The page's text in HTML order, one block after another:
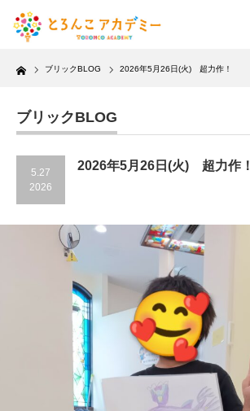
Home ブリックBLOG 2026年5月26日(火) 超力作！
ブリックBLOG
5.27
2026
2026年5月26日(火) 超力作！